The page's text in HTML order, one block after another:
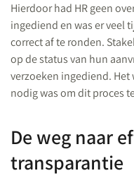
Hierdoor had HR geen
ingediend en was er veel
correct af te ronden.
op de status van hun
verzoeken ingediend.
nodig was om dit proces
De weg naar
transparantie